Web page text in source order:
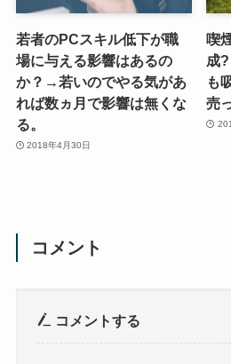
若者のPCスキル低下が職
場に与える影響はあるの
か？→若いのでやる気があ
れば数ヵ月で影響は無くな
る。
2018年4月30日
喫
成
も
売
コメント
コメントする